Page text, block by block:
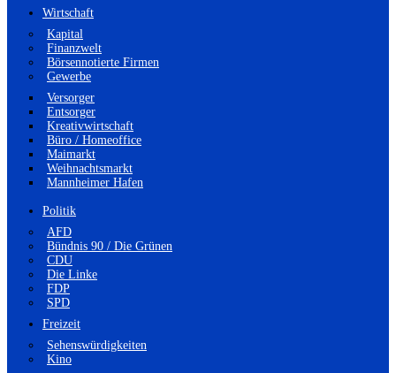
Wirtschaft
Kapital
Finanzwelt
Börsennotierte Firmen
Gewerbe
Versorger
Entsorger
Kreativwirtschaft
Büro / Homeoffice
Maimarkt
Weihnachtsmarkt
Mannheimer Hafen
Politik
AFD
Bündnis 90 / Die Grünen
CDU
Die Linke
FDP
SPD
Freizeit
Sehenswürdigkeiten
Kino